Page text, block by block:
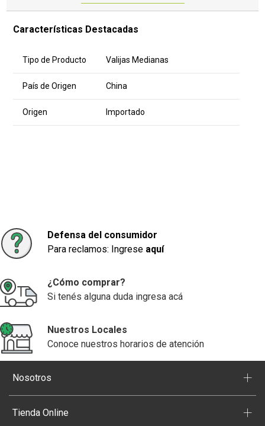
Características Destacadas
Tipo de Producto Valijas Medianas
País de Origen China
Origen Importado
Defensa del consumidor
Para reclamos: Ingrese aquí
¿Cómo comprar?
Si tenés alguna duda ingresa acá
Nuestros Locales
Conoce nuestros horarios de atención
Nosotros +
Tienda Online +